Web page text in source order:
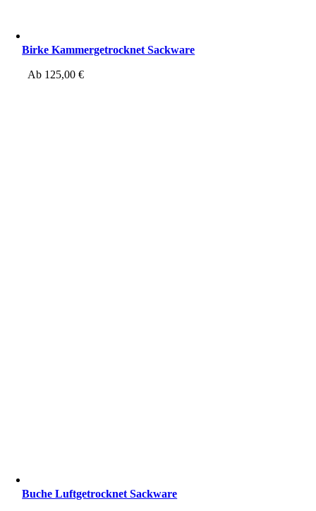
Birke Kammergetrocknet Sackware
Ab 125,00€
Buche Luftgetrocknet Sackware